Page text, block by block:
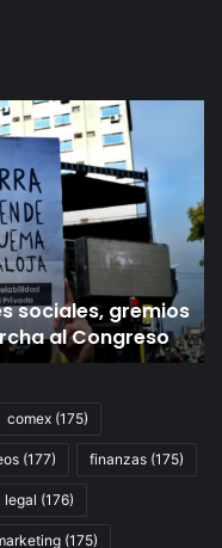
sociales, gremios
al Congreso
la
de
comex (175)
(177) finanzas (175)
legal (176)
(175)